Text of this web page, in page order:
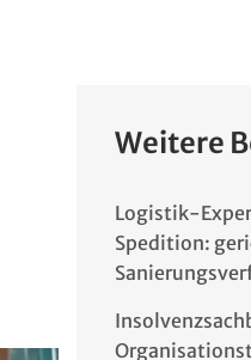
Weitere
Logistik-
Spedition: